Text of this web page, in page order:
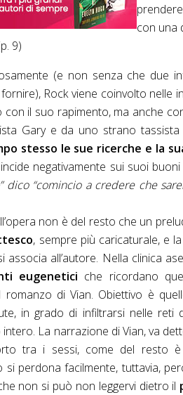
con una
9)
(e non senza che due
Rock viene coinvolto nelle
il suo rapimento, ma anche
Gary e da uno strano
stesso le sue ricerche e la
negativamente sui suoi
dico “comincio a credere che
non è del resto che un
, sempre più caricaturale, e
associa all’autore. Nella clinica
eugenetici che ricordano
romanzo di Vian. Obiettivo è
in grado di infiltrarsi nelle
La narrazione di Vian, va
tra i sessi, come del resto è
si perdona facilmente, tuttavia,
non si può non leggervi dietro il